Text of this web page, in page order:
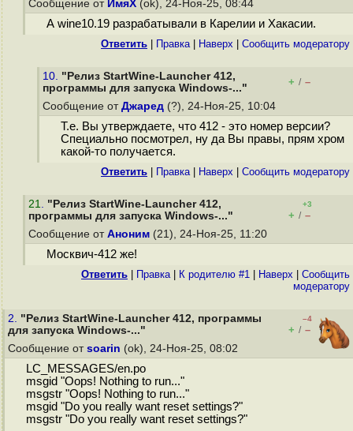
Сообщение от ИмяХ (ok), 24-Ноя-25, 08:44
А wine10.19 разрабатывали в Карелии и Хакасии.
Ответить Правка| Наверх Cообщить модератору
10. "Релиз StartWine-Launcher 412,
программы для запуска Windows-..."
+ / –
Сообщение от Джаред (?), 24-Ноя-25, 10:04
Т.е. Вы утверждаете, что 412 - это номер версии?
Специально посмотрел, ну да Вы правы, прям хром
какой-то получается.
Ответить Правка| Наверх Cообщить модератору
21. "Релиз StartWine-Launcher 412,
программы для запуска Windows-..."
+3
+ / –
Сообщение от Аноним (21), 24-Ноя-25, 11:20
Москвич-412 же!
Ответить Правка| К родителю #1 Наверх
Cообщить
модератору
2. "Релиз StartWine-Launcher 412, программы
для запуска Windows-..."
–4
+ / –
Сообщение от soarin (ok), 24-Ноя-25, 08:02
LC_MESSAGES/en.po
msgid "Oops! Nothing to run..."
msgstr "Oops! Nothing to run..."
msgid "Do you really want reset settings?"
msgstr "Do you really want reset settings?"